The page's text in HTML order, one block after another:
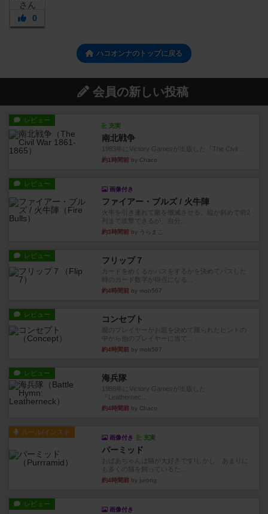
0
ハコオンナのトップに戻る
会員の新しい投稿
レビュー
充実
南北戦争
1983年にVictory Gamesが出版した『The Civil ...
約1時間前 by Chaco
レビュー
画像付き
ファイアー・ブルズ / 火牛陣
火牛を引き連れて敵を殲滅させる。縦か斜めで前2
列まで攻撃できるが、自分...
約3時間前 by うらまこ
レビュー フリップ７
カードをめくるかパスをするかを決めてパスした
時のカード数字が得点になる...
約4時間前 by mob567
レビュー コンセプト
親のプレイヤーがお題を決めて限られたヒントの
中から他のプレイヤーに当て...
約4時間前 by mob567
レビュー 海兵隊
1988年にVictory Gamesが出版した
『Leathernec...
約4時間前 by Chaco
ルール/インスト
画像付き 充実
パーミッド
おばあちゃんは猫が大好きです!しかし、あまりに
も多くの猫を飼っているた...
約4時間前 by jurong
レビュー
画像付き